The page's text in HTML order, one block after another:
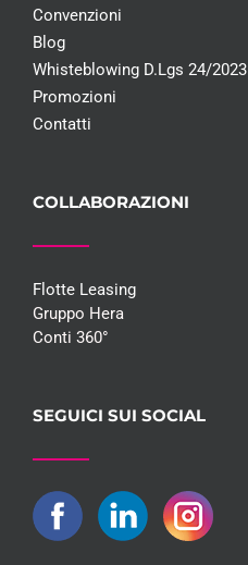
Convenzioni
Blog
Whisteblowing D.Lgs 24/2023
Promozioni
Contatti
COLLABORAZIONI
Flotte Leasing
Gruppo Hera
Conti 360°
SEGUICI SUI SOCIAL